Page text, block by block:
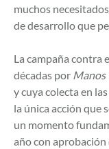
muchos
de desarrollo que
La campaña contra
décadas por Manos
y cuya colecta en
la única acción que
un momento
año con aprobación